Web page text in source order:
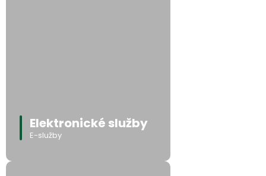
Elektronické služby
E-služby